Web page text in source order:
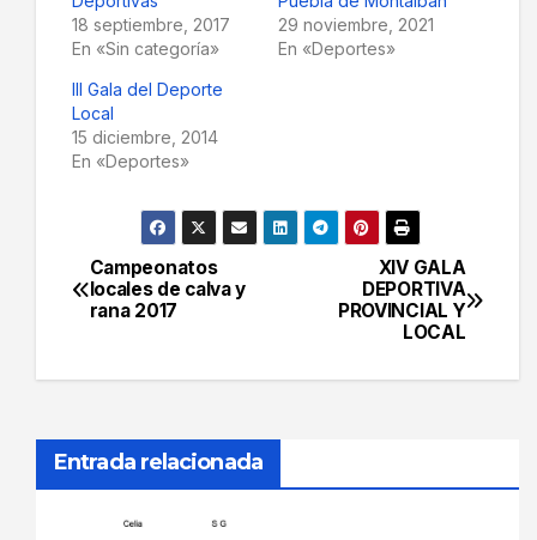
18 septiembre, 2017
En «Sin categoría»
29 noviembre, 2021
En «Deportes»
III Gala del Deporte
Local
15 diciembre, 2014
En «Deportes»
Navegación
de
entradas
XIV GALA
DEPORTIVA
PROVINCIAL Y
LOCAL
Campeonatos
locales de calva y
rana 2017
Entrada relacionada